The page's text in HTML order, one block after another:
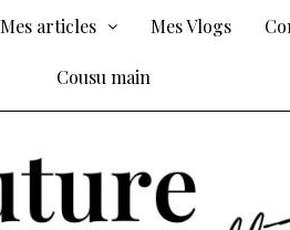
Mes articles Mes Vlogs
Cousu main